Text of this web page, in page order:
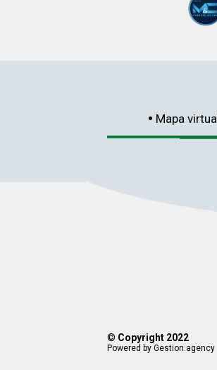
Mapa
© Copyright 2022
Powered by Gestion.agency